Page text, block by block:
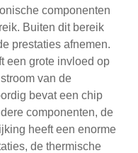
componenten
Buiten dit bereik
prestaties afnemen.
een grote invloed op
van de
bevat een chip
componenten, de
heeft een enorme
de thermische